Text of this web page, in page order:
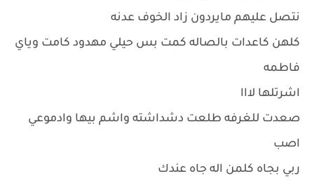
نتصل عليهم مايردون زاد الخوف عدنه
كلهن كاعدات بالصاله كمت بس حيلي مهدود كامت وياي
فاطمه
اشرتلها لااا
صعدت للغرفه طلعت دشداشته واشم بيها وادموعي
اصب
ربي بجاه كلمن اله جاه عندك